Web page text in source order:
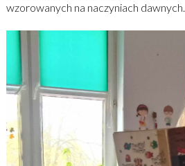
wzorowanych na naczyniach dawnych.